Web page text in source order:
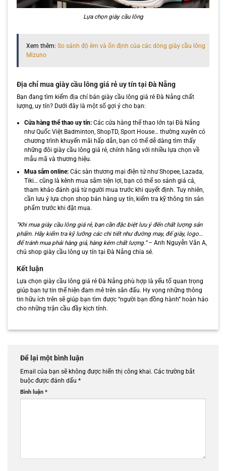
Lựa chọn giày cầu lông
Xem thêm: So sánh độ êm và ổn định của các dòng giày cầu lông
Mizuno
Địa chỉ mua giày cầu lông giá rẻ uy tín tại Đà Nẵng
Bạn đang tìm kiếm địa chỉ bán giày cầu lông giá rẻ Đà Nẵng chất
lượng, uy tín? Dưới đây là một số gợi ý cho bạn:
Cửa hàng thể thao uy tín:Các cửa hàng thể thao lớn tại Đà Nẵng
như Quốc Việt Badminton, ShopTD, Sport House… thường xuyên có
chương trình khuyến mãi hấp dẫn, bạn có thể dễ dàng tìm thấy
những đôi giày cầu lông giá rẻ, chính hãng với nhiều lựa chọn về
mẫu mã và thương hiệu.
Mua sắm online:Các sàn thương mại điện tử như Shopee, Lazada,
Tiki… cũng là kênh mua sắm tiện lợi, bạn có thể so sánh giá cả,
tham khảo đánh giá từ người mua trước khi quyết định. Tuy nhiên,
cần lưu ý lựa chọn shop bán hàng uy tín, kiểm tra kỹ thông tin sản
phẩm trước khi đặt mua.
“Khi mua giày cầu lông giá rẻ, bạn cần đặc biệt lưu ý đến chất lượng sản
phẩm. Hãy kiểm tra kỹ lưỡng các chi tiết như đường may, đế giày, logo…
để tránh mua phải hàng giả, hàng kém chất lượng.”– Anh Nguyễn Văn A,
chủ shop giày cầu lông uy tín tại Đà Nẵng chia sẻ.
Kết luận
Lựa chọn giày cầu lông giá rẻ Đà Nẵng phù hợp là yếu tố quan trọng
giúp bạn tự tin thể hiện đam mê trên sân đấu. Hy vọng những thông
tin hữu ích trên sẽ giúp bạn tìm được “người bạn đồng hành” hoàn hảo
cho những trận cầu đầy kịch tính.
Để lại một bình luận
Email của bạn sẽ không được hiển thị công khai. Các trường bắt
buộc được đánh dấu *
Bình luận *